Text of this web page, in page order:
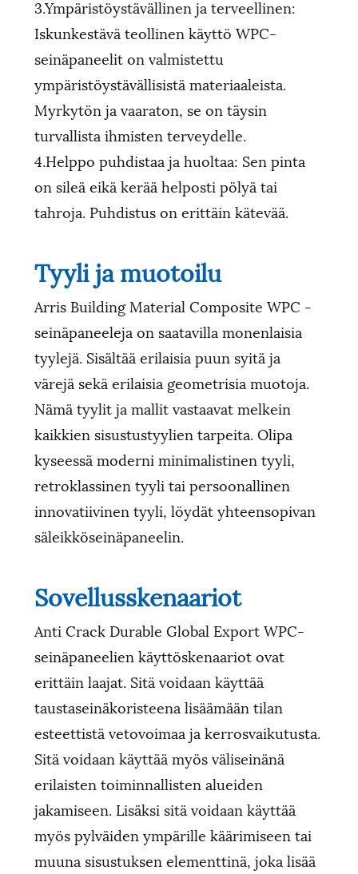
3.Ympäristöystävällinen ja terveellinen:
Iskunkestävä teollinen käyttö WPC-
seinäpaneelit on valmistettu
ympäristöystävällisistä materiaaleista.
Myrkytön ja vaaraton, se on täysin
turvallista ihmisten terveydelle.
4.Helppo puhdistaa ja huoltaa: Sen pinta
on sileä eikä kerää helposti pölyä tai
tahroja. Puhdistus on erittäin kätevää.
Tyyli ja muotoilu
Arris Building Material Composite WPC -
seinäpaneeleja on saatavilla monenlaisia ​​
tyylejä. Sisältää erilaisia ​​puun syitä ja
värejä sekä erilaisia ​​geometrisia muotoja.
Nämä tyylit ja mallit vastaavat melkein
kaikkien sisustustyylien tarpeita. Olipa
kyseessä moderni minimalistinen tyyli,
retroklassinen tyyli tai persoonallinen
innovatiivinen tyyli, löydät yhteensopivan
säleikköseinäpaneelin.
Sovellusskenaariot
Anti Crack Durable Global Export WPC-
seinäpaneelien käyttöskenaariot ovat
erittäin laajat. Sitä voidaan käyttää
taustaseinäkoristeena lisäämään tilan
esteettistä vetovoimaa ja kerrosvaikutusta.
Sitä voidaan käyttää myös väliseinänä
erilaisten toiminnallisten alueiden
jakamiseen. Lisäksi sitä voidaan käyttää
myös pylväiden ympärille käärimiseen tai
muuna sisustuksen elementtinä, joka lisää